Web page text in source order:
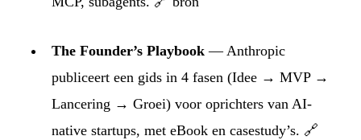
The Founder’s Playbook — Anthropic
publiceert een gids in 4 fasen (Idee → MVP →
Lancering → Groei) voor oprichters van AI-
native startups, met eBook en casestudy’s. 🔗